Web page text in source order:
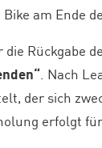
am Ende
Rückgabe
. Nach
der sich
erfolgt